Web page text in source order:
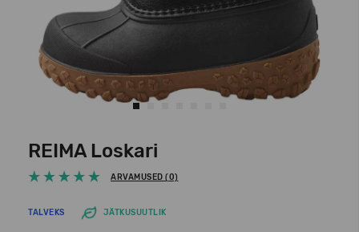
REIMA Loskari
ARVAMUSED (0)
TALVEKS JÄTKUSUUTLIK